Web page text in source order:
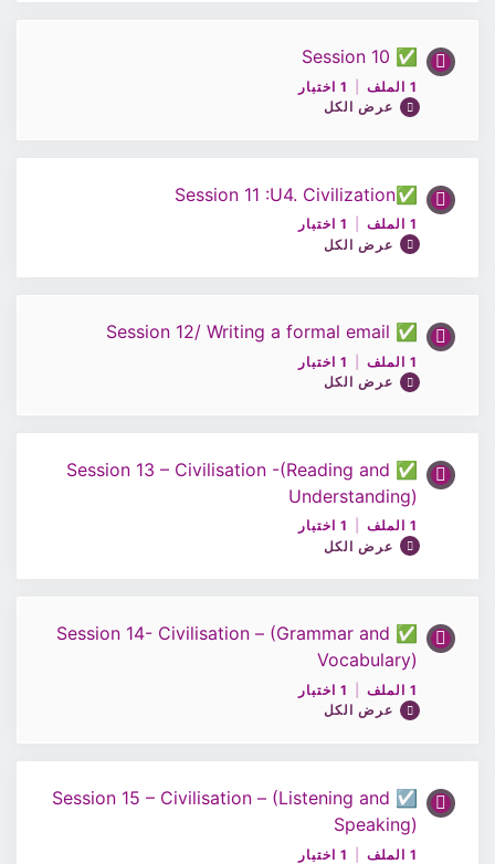
أختبار 8 /اللغة الإنجليزية10
محتوى الدرس
0% مكتمل 0/1 Steps
أختبار 9 /اللغة الإنجليزية10
✅ Session 10
1 الملف
1 اختبار
عرض الكل
محتوى الدرس
0% مكتمل 0/1 Steps
أختبار 10 / اللغة الإنجليزية الصف10
✅Session 11 :U4. Civilization
1 الملف
1 اختبار
عرض الكل
محتوى الدرس
0% مكتمل 0/1 Steps
أختبار 11 /اللغة الإنجليزية10
✅ Session 12/ Writing a formal email
1 الملف
1 اختبار
عرض الكل
محتوى الدرس
0% مكتمل 0/1 Steps
اختبار 12 / اللغة الانجليزية 10
✅ Session 13 – Civilisation -(Reading and
Understanding)
1 الملف
1 اختبار
عرض الكل
محتوى الدرس
0% مكتمل
اختبار 13 / اللغة الانجليزية 10
✅ Session 14- Civilisation – (Grammar and
Vocabulary)
1 الملف
1 اختبار
عرض الكل
محتوى الدرس
☑️ Session 15 – Civilisation – (Listening and
Speaking)
1 الملف
1 اختبار